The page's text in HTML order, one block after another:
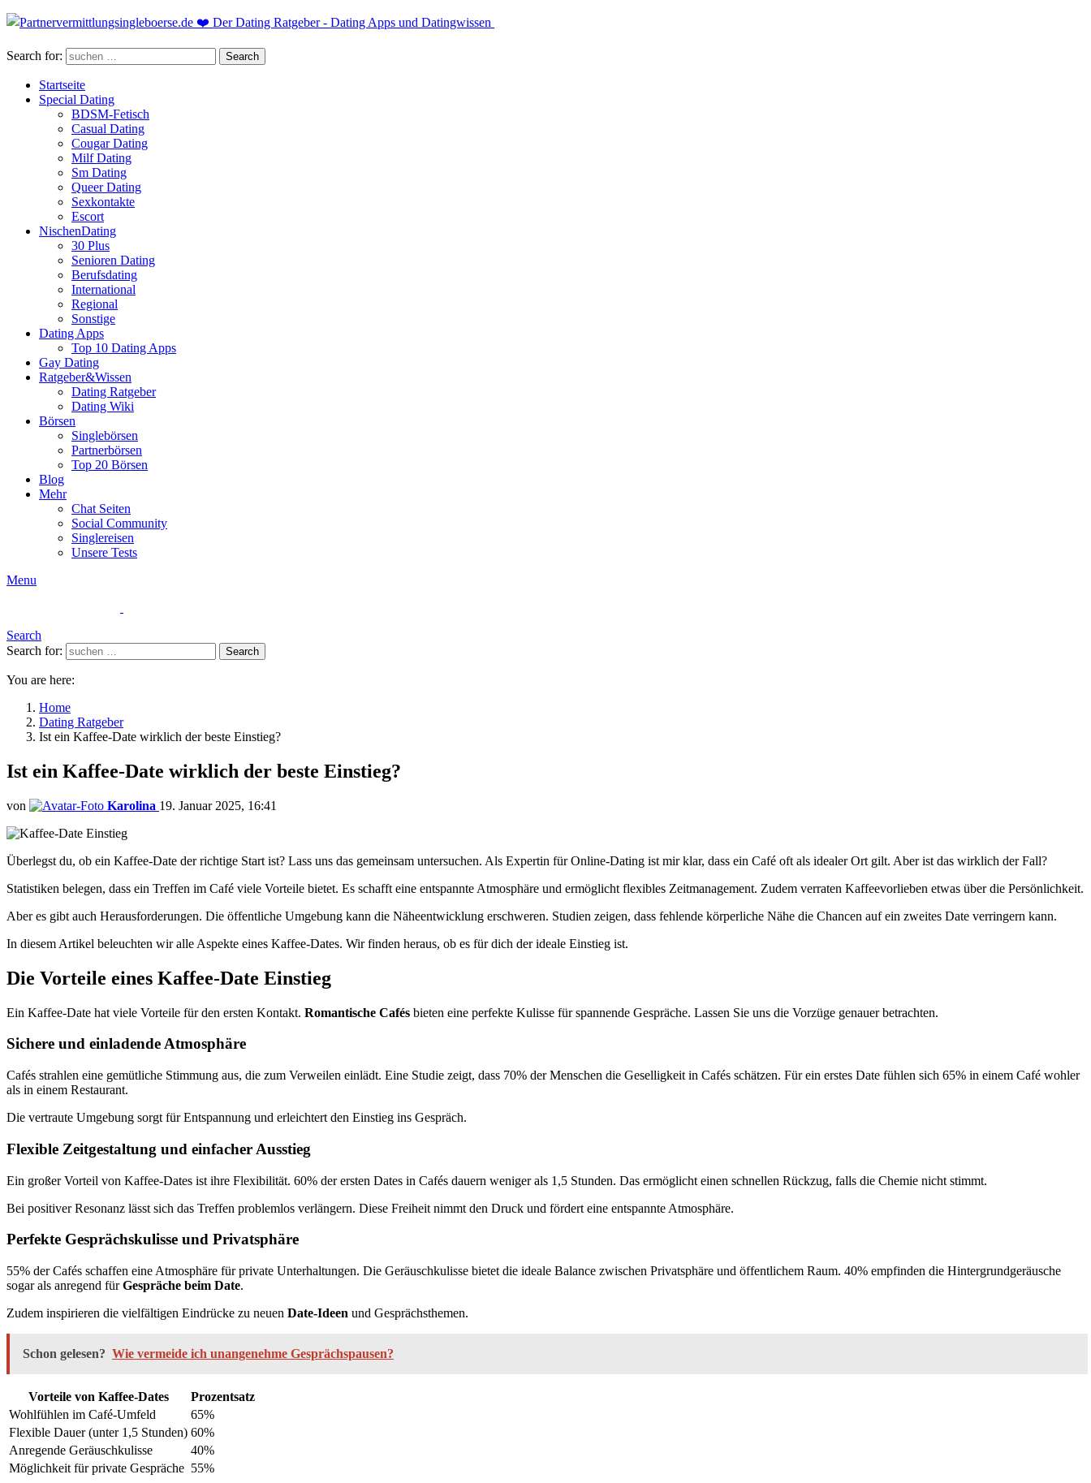
Search for: Search
Startseite
Special Dating
BDSM-Fetisch
Casual Dating
Cougar Dating
Milf Dating
Sm Dating
Queer Dating
Sexkontakte
Escort
NischenDating
30 Plus
Senioren Dating
Berufsdating
International
Regional
Sonstige
Dating Apps
Top 10 Dating Apps
Gay Dating
Ratgeber&Wissen
Dating Ratgeber
Dating Wiki
Börsen
Singlebörsen
Partnerbörsen
Top 20 Börsen
Blog
Mehr
Chat Seiten
Social Community
Singlereisen
Unsere Tests
Menu
Search
Search for:
Search
You are here:
Home
Dating Ratgeber
Ist ein Kaffee-Date wirklich der beste Einstieg?
Ist ein Kaffee-Date wirklich der beste Einstieg?
von Karolina 19. Januar 2025, 16:41
Überlegst du, ob ein Kaffee-Date der richtige Start ist? Lass uns das gemeinsam untersuchen. Als Expertin für Online-Dating ist mir klar, dass ein Café oft als idealer Ort gilt. Aber ist das wirklich der Fall?
Statistiken belegen, dass ein Treffen im Café viele Vorteile bietet. Es schafft eine entspannte Atmosphäre und ermöglicht flexibles Zeitmanagement. Zudem verraten Kaffeevorlieben etwas über die Persönlichkeit.
Aber es gibt auch Herausforderungen. Die öffentliche Umgebung kann die Näheentwicklung erschweren. Studien zeigen, dass fehlende körperliche Nähe die Chancen auf ein zweites Date verringern kann.
In diesem Artikel beleuchten wir alle Aspekte eines Kaffee-Dates. Wir finden heraus, ob es für dich der ideale Einstieg ist.
Die Vorteile eines Kaffee-Date Einstieg
Ein Kaffee-Date hat viele Vorteile für den ersten Kontakt. Romantische Cafés bieten eine perfekte Kulisse für spannende Gespräche. Lassen Sie uns die Vorzüge genauer betrachten.
Sichere und einladende Atmosphäre
Cafés strahlen eine gemütliche Stimmung aus, die zum Verweilen einlädt. Eine Studie zeigt, dass 70% der Menschen die Geselligkeit in Cafés schätzen. Für ein erstes Date fühlen sich 65% in einem Café wohler
als in einem Restaurant.
Die vertraute Umgebung sorgt für Entspannung und erleichtert den Einstieg ins Gespräch.
Flexible Zeitgestaltung und einfacher Ausstieg
Ein großer Vorteil von Kaffee-Dates ist ihre Flexibilität. 60% der ersten Dates in Cafés dauern weniger als 1,5 Stunden. Das ermöglicht einen schnellen Rückzug, falls die Chemie nicht stimmt.
Bei positiver Resonanz lässt sich das Treffen problemlos verlängern. Diese Freiheit nimmt den Druck und fördert eine entspannte Atmosphäre.
Perfekte Gesprächskulisse und Privatsphäre
55% der Cafés schaffen eine Atmosphäre für private Unterhaltungen. Die Geräuschkulisse bietet die ideale Balance zwischen Privatsphäre und öffentlichem Raum. 40% empfinden die Hintergrundgeräusche
sogar als anregend fürGespräche beim Date.
Zudem inspirieren die vielfältigen Eindrücke zu neuen Date-Ideen und Gesprächsthemen.
Schon gelesen? Wie vermeide ich unangenehme Gesprächspausen?
Vorteile von Kaffee-Dates
Prozentsatz
Wohlfühlen im Café-Umfeld
65%
Flexible Dauer (unter 1,5 Stunden) 60%
Anregende Geräuschkulisse
40%
Möglichkeit für private Gespräche 55%